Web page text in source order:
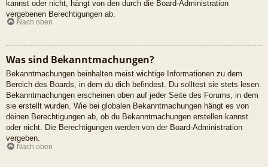
kannst oder nicht, hängt von den durch die Board-Administration
vergebenen Berechtigungen ab.
Nach oben
Was sind Bekanntmachungen?
Bekanntmachungen beinhalten meist wichtige Informationen zu dem
Bereich des Boards, in dem du dich befindest. Du solltest sie stets lesen.
Bekanntmachungen erscheinen oben auf jeder Seite des Forums, in dem
sie erstellt wurden. Wie bei globalen Bekanntmachungen hängt es von
deinen Berechtigungen ab, ob du Bekanntmachungen erstellen kannst
oder nicht. Die Berechtigungen werden von der Board-Administration
vergeben.
Nach oben